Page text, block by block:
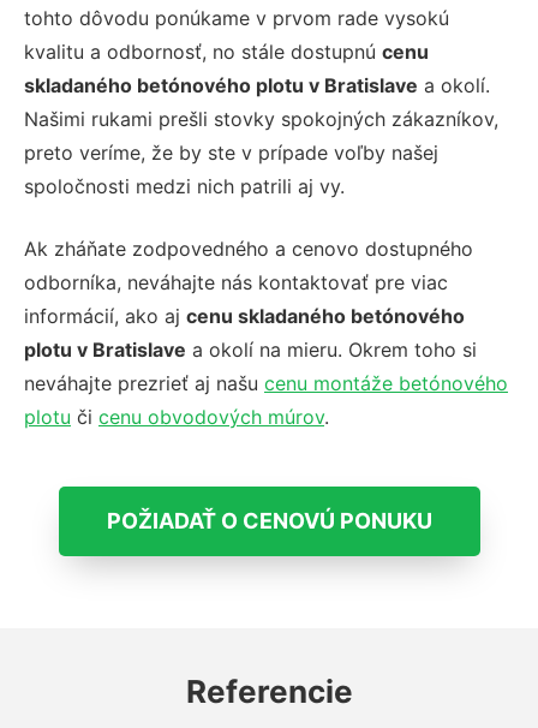
tohto dôvodu ponúkame v prvom rade vysokú
kvalitu a odbornosť, no stále dostupnú cenu
skladaného betónového plotu v Bratislave a okolí.
Našimi rukami prešli stovky spokojných zákazníkov,
preto veríme, že by ste v prípade voľby našej
spoločnosti medzi nich patrili aj vy.
Ak zháňate zodpovedného a cenovo dostupného
odborníka, neváhajte nás kontaktovať pre viac
informácií, ako aj cenu skladaného betónového
plotu v Bratislave a okolí na mieru. Okrem toho si
neváhajte prezrieť aj našu cenu montáže betónového
plotu či cenu obvodových múrov.
POŽIADAŤ O CENOVÚ PONUKU
Referencie